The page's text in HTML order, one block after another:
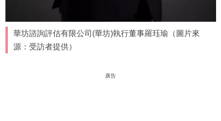
華坊諮詢評估有限公司(華坊)執行董事羅珏瑜（圖片來
源：受訪者提供）
廣告